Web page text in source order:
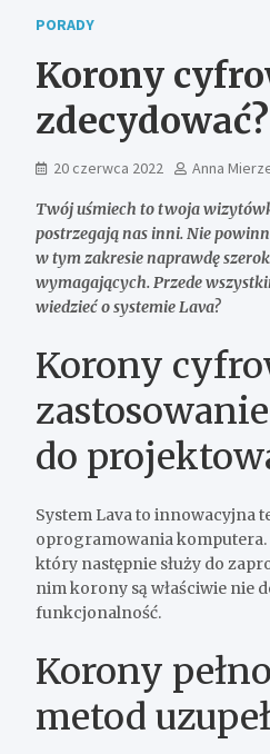
PORADY
Korony
zdecydować?
20 czerwca 2022 Anna
Twój uśmiech to twoja
postrzegają nas inni. Nie
w tym zakresie naprawdę
wymagających. Przede
wiedzieć osystemie Lava?
Korony
do
System Lava to innowacyjna
oprogramowania komputera.
który następnie służy do
nim korony są właściwie nie
funkcjonalność.
Korony
metod